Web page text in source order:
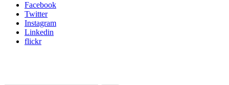
Facebook
Twitter
Instagram
Linkedin
flickr